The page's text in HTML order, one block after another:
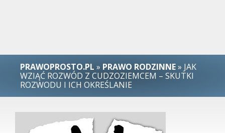
PRAWOPROSTO.PL » PRAWO RODZINNE» JAK
WZIĄĆ ROZWÓD Z CUDZOZIEMCEM – SKUTKI
ROZWODU I ICH OKREŚLANIE